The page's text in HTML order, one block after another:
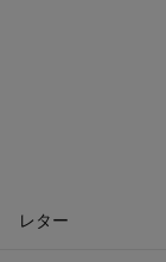
レター